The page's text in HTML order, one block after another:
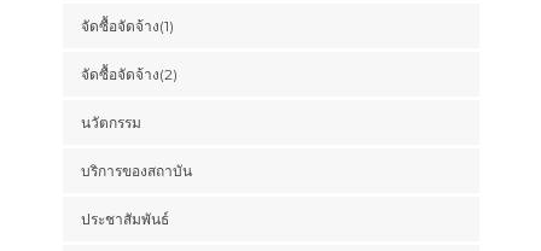
จัดซื้อจัดจ้าง(1)
จัดซื้อจัดจ้าง(2)
นวัตกรรม
บริการของสถาบัน
ประชาสัมพันธ์